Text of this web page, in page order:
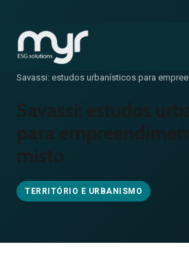
Projetos
Savassi: estudos urbanísticos para
Savassi: estudos
para
misto
TERRITÓRIO E URBANISMO